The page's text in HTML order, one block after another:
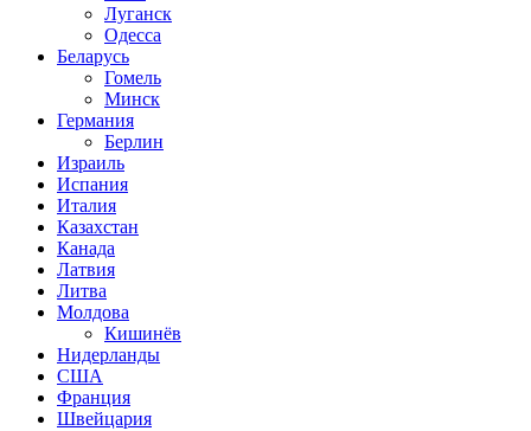
Луганск
Одесса
Беларусь
Гомель
Минск
Германия
Берлин
Израиль
Испания
Италия
Казахстан
Канада
Латвия
Литва
Молдова
Кишинёв
Нидерланды
США
Франция
Швейцария